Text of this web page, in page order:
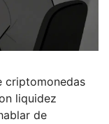
criptomonedas
liquidez
de